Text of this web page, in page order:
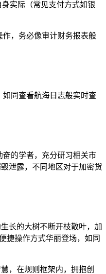
实际（常见支付方式如银
，务必像审计财务报表般
同查看航海日志般实时查
的学者，充分研习相关市
泄露，不同地区对于加密货
长的大树不断开枝散叶，加
捷操作方式华丽登场，如同
，在规则框架内，拥抱创